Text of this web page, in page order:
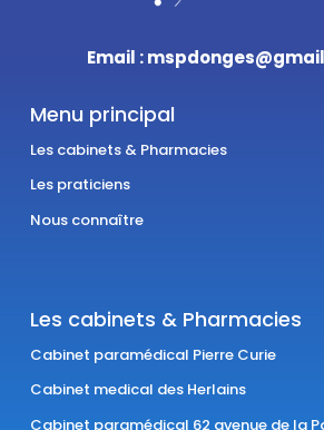
Email :
Menu principal
Les cabinets & Pharmacies
Les praticiens
Nous connaître
Les cabinets & Pharmacies
Cabinet paramédical Pierre Curie
Cabinet medical des Herlains
Cabinet paramédical 62 avenue de la